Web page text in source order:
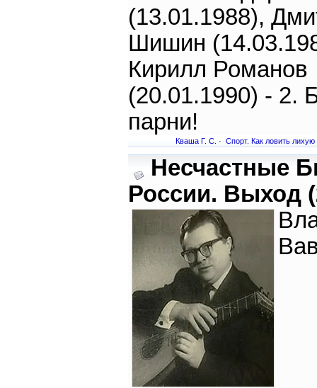
(13.01.1988),
Шишин
Кирилл Романов
(20.01.1990) - 2.
парни!
Кваша Г. С. · Спорт. Как ловить лихую
Несчастные
России. Выход